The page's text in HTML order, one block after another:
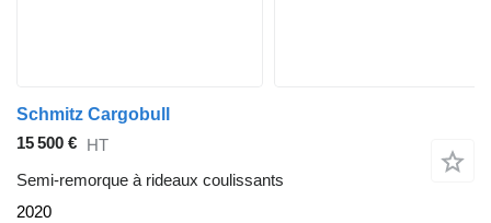
Schmitz Cargobull
15 500 € HT
Semi-remorque à rideaux coulissants
2020